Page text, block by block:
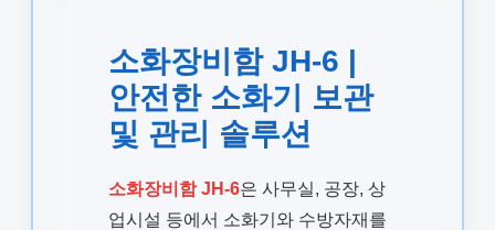
소화장비함 JH-6 |
안전한 소화기 보관
및 관리 솔루션
소화장비함 JH-6은 사무실, 공장, 상
업시설 등에서 소화기와 수방자재를